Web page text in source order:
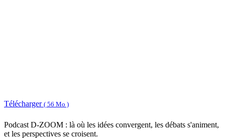
Télécharger ( 56 Mo )
Podcast D-ZOOM : là où les idées convergent, les débats s'animent,
et les perspectives se croisent.